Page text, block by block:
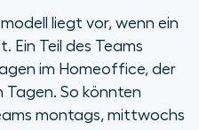
liegt vor, wenn ein
Ein Teil des Teams
im Homeoffice, der
Tagen. So könnten
montags, mittwochs